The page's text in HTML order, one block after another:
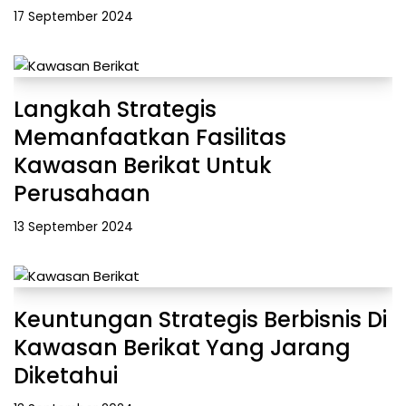
17 September 2024
Langkah Strategis
Memanfaatkan Fasilitas
Kawasan Berikat Untuk
Perusahaan
13 September 2024
Keuntungan Strategis Berbisnis Di
Kawasan Berikat Yang Jarang
Diketahui